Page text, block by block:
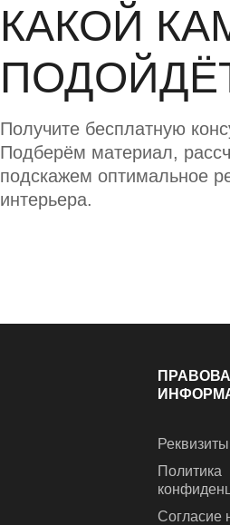
КАКОЙ
Получите бесплатную
Подберём материал,
подскажем оптимальное
интерьера.
Реквизиты
Политика
Согласие